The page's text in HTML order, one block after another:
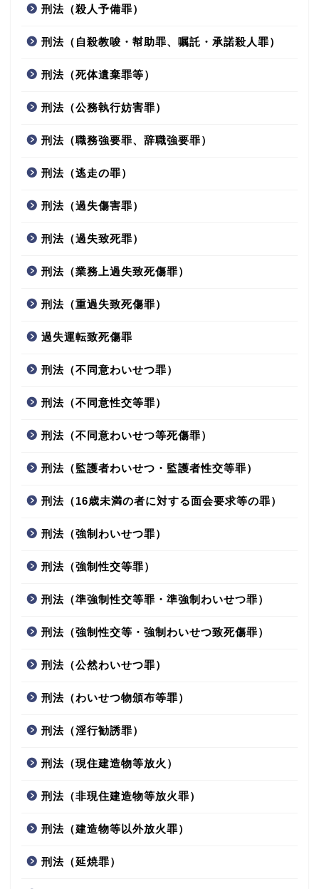
刑法（殺人予備罪）
刑法（自殺教唆・幇助罪、嘱託・承諾殺人罪）
刑法（死体遺棄罪等）
刑法（公務執行妨害罪）
刑法（職務強要罪、辞職強要罪）
刑法（逃走の罪）
刑法（過失傷害罪）
刑法（過失致死罪）
刑法（業務上過失致死傷罪）
刑法（重過失致死傷罪）
過失運転致死傷罪
刑法（不同意わいせつ罪）
刑法（不同意性交等罪）
刑法（不同意わいせつ等死傷罪）
刑法（監護者わいせつ・監護者性交等罪）
刑法（16歳未満の者に対する面会要求等の罪）
刑法（強制わいせつ罪）
刑法（強制性交等罪）
刑法（準強制性交等罪・準強制わいせつ罪）
刑法（強制性交等・強制わいせつ致死傷罪）
刑法（公然わいせつ罪）
刑法（わいせつ物頒布等罪）
刑法（淫行勧誘罪）
刑法（現住建造物等放火）
刑法（非現住建造物等放火罪）
刑法（建造物等以外放火罪）
刑法（延焼罪）